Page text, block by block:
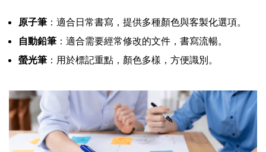
原子筆 ：適合日常書寫，提供多種顏色與客製化選項。
自動鉛筆 ：適合需要經常修改的文件，書寫流暢。
螢光筆 ：用於標記重點，顏色多樣，方便識別。